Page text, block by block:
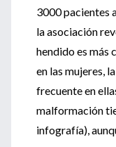
3000 pacientes
la asociación
hendido es más
en las mujeres,
frecuente en
malformación
infografía),